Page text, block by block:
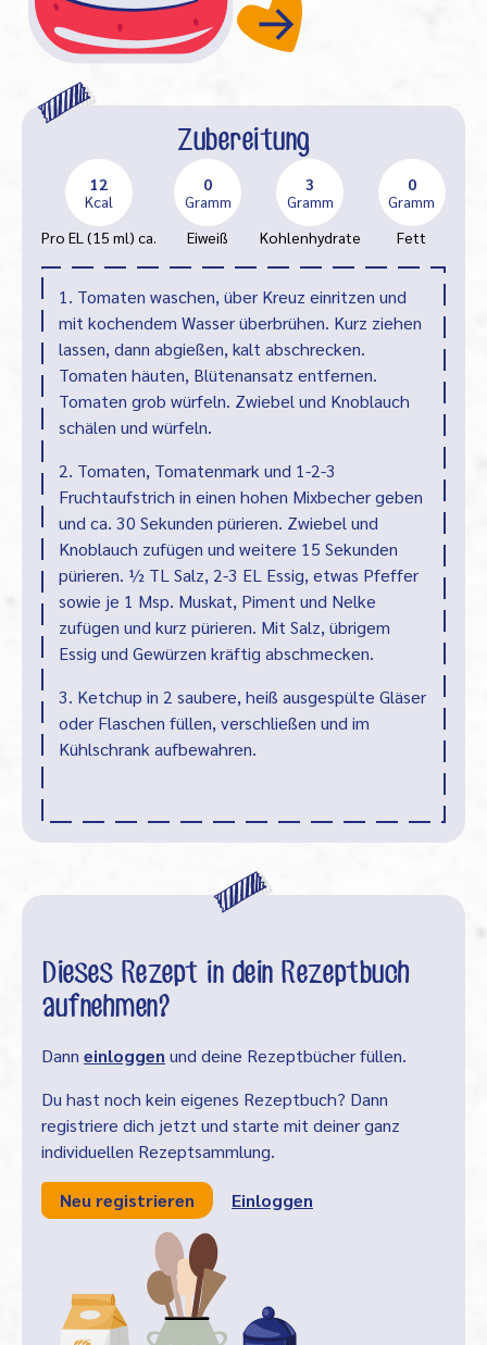
Zubereitung
12
Kcal
Pro EL (15 ml) ca.
0
Gramm
Eiweiß
3
Gramm
Kohlenhydrate
0
Gramm
Fett
1. Tomaten waschen, über Kreuz einritzen und
mit kochendem Wasser überbrühen. Kurz ziehen
lassen, dann abgießen, kalt abschrecken.
Tomaten häuten, Blütenansatz entfernen.
Tomaten grob würfeln. Zwiebel und Knoblauch
schälen und würfeln.
2. Tomaten, Tomatenmark und 1-2-3
Fruchtaufstrich in einen hohen Mixbecher geben
und ca. 30 Sekunden pürieren. Zwiebel und
Knoblauch zufügen und weitere 15 Sekunden
pürieren. ½ TL Salz, 2-3 EL Essig, etwas Pfeffer
sowie je 1 Msp. Muskat, Piment und Nelke
zufügen und kurz pürieren. Mit Salz, übrigem
Essig und Gewürzen kräftig abschmecken.
3. Ketchup in 2 saubere, heiß ausgespülte Gläser
oder Flaschen füllen, verschließen und im
Kühlschrank aufbewahren.
Dieses Rezept in dein Rezeptbuch
aufnehmen?
Dann einloggen und deine Rezeptbücher füllen.
Du hast noch kein eigenes Rezeptbuch? Dann
registriere dich jetzt und starte mit deiner ganz
individuellen Rezeptsammlung.
Neu registrieren Einloggen